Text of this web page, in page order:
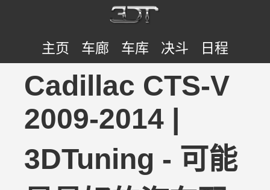
主页 车廊 车库 决斗 日程
Cadillac CTS-V
2009-2014 |
3DTuning - 可能